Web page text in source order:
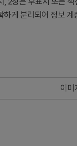
게 분리되어 정보
이미